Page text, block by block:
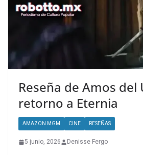
Reseña de Amos del
retorno a Eternia
AMAZON MGM CINE RESEÑAS
5 junio, 2026 Denisse Fergo